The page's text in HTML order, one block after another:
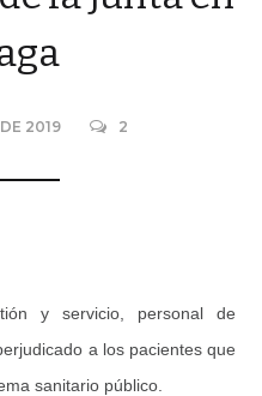
2019 2
y servicio, personal de
a los pacientes que
sanitario público.